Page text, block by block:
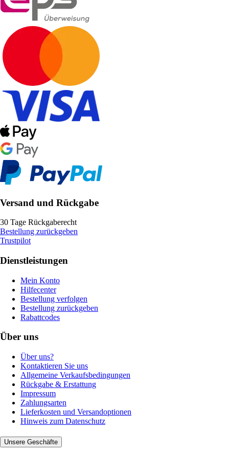
Versand und Rückgabe
30 Tage Rückgaberecht
Bestellung zurückgeben
Trustpilot
Dienstleistungen
Mein Konto
Hilfecenter
Bestellung verfolgen
Bestellung zurückgeben
Rabattcodes
Über uns
Über uns?
Kontaktieren Sie uns
Allgemeine Verkaufsbedingungen
Rückgabe & Erstattung
Impressum
Zahlungsarten
Lieferkosten und Versandoptionen
Hinweis zum Datenschutz
Unsere Geschäfte